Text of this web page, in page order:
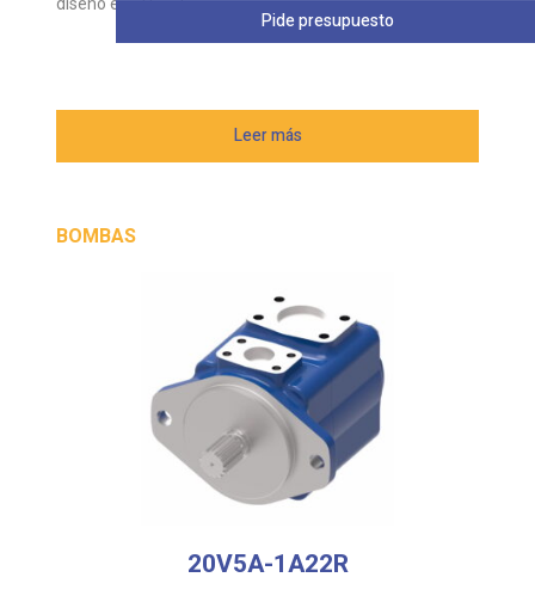
diseño equilibrado
Leer más
Pide presupuesto
BOMBAS
20V5A-1A22R